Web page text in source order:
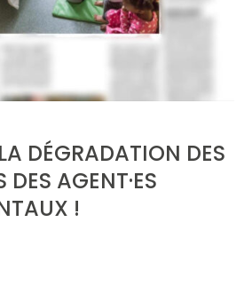
DÉGRADATION DES
AGENT·ES
!